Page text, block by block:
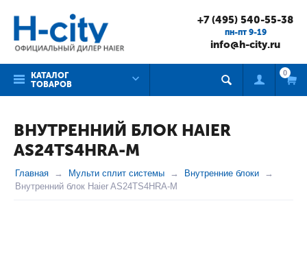
+7 (495) 540-55-38
пн-пт 9-19
info@h-city.ru
КАТАЛОГ
ТОВАРОВ
0
ВНУТРЕННИЙ БЛОК HAIER
AS24TS4HRA-M
Главная Мульти сплит системы
Внутренние блоки
Внутренний блок Haier AS24TS4HRA-M